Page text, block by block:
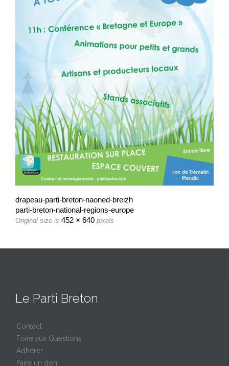
drapeau-parti-breton-naoned-breizh
parti-breton-national-regions-europe
Original size is 452 × 640 pixels
Le Parti Breton
Contact
Foire aux Questions
Adhérer
Faire un don